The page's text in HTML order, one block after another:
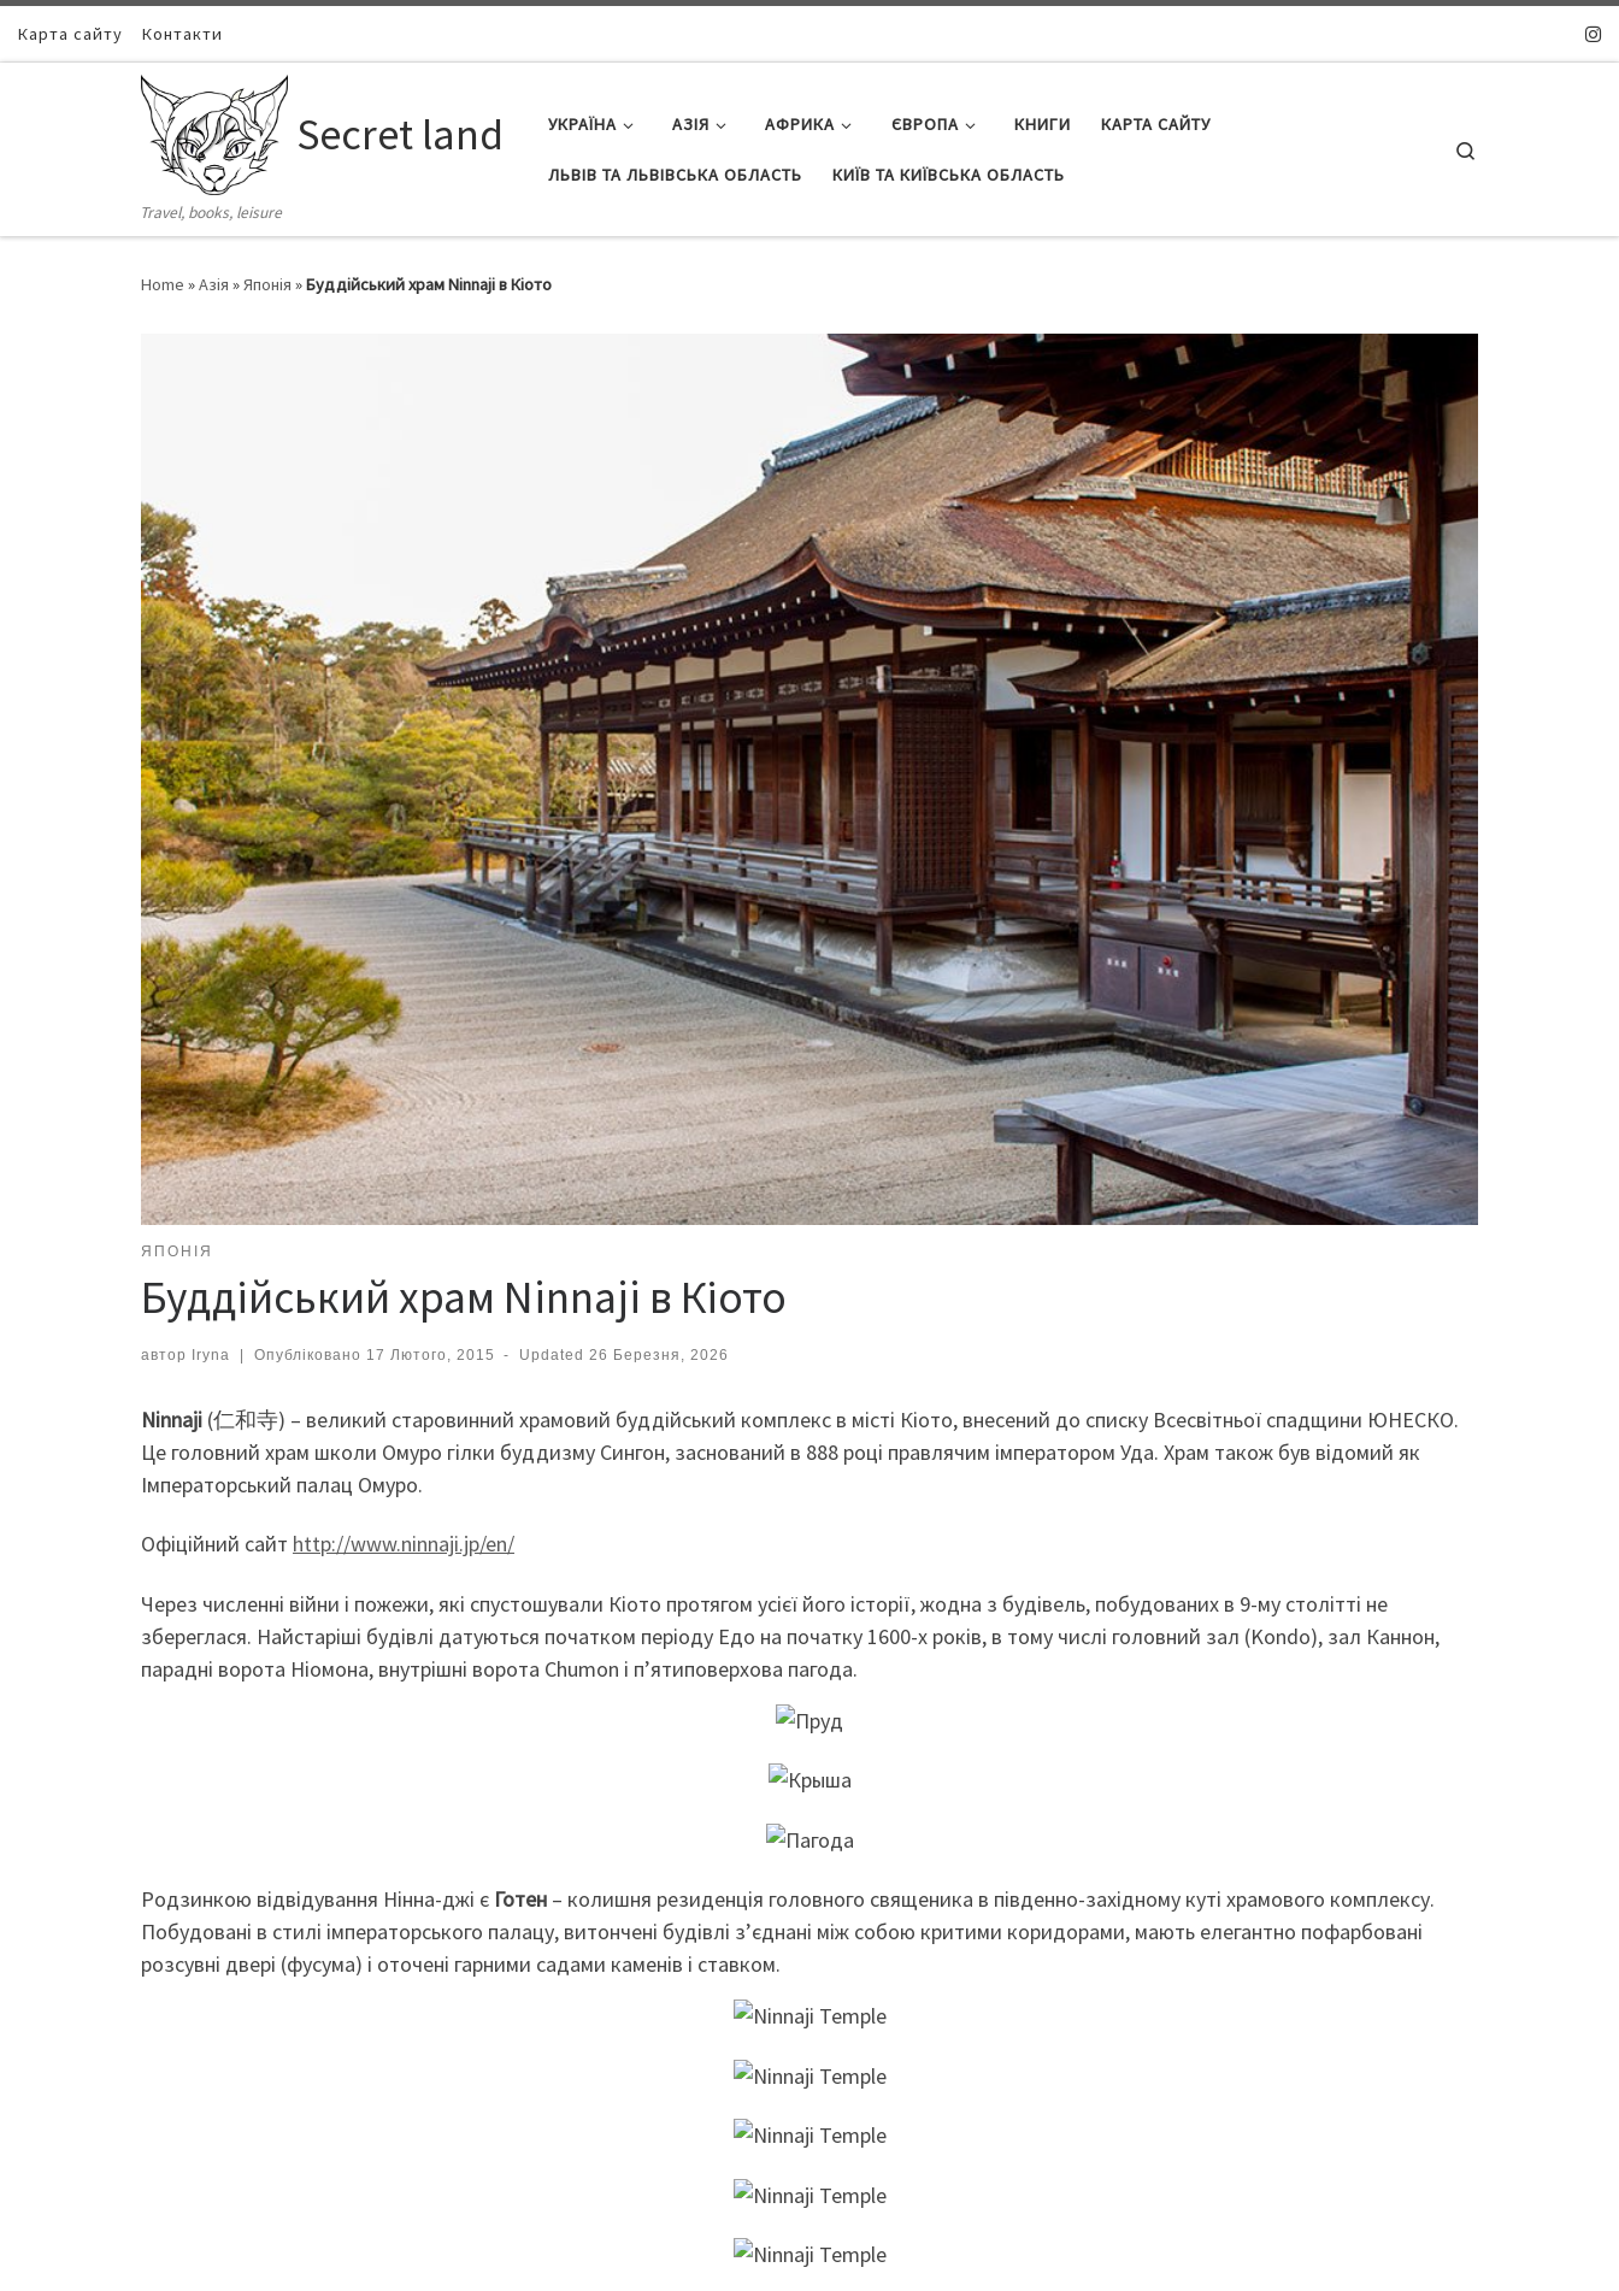
Skip to content
Карта сайту Контакти
Secret land
Travel, books, leisure
УКРАЇНА АЗІЯ АФРИКА ЄВРОПА КНИГИ КАРТА САЙТУ
ЛЬВІВ ТА ЛЬВІВСЬКА ОБЛАСТЬ КИЇВ ТА КИЇВСЬКА ОБЛАСТЬ
Home »Азія »Японія »Буддійський храм Ninnaji в Кіото
ЯПОНІЯ
Буддійський храм Ninnaji в Кіото
автор Iryna | Опубліковано 17 Лютого, 2015 - Updated 26 Березня, 2026
Ninnaji (仁和寺) – великий старовинний храмовий буддійський комплекс в місті Кіото, внесений до списку Всесвітньої спадщини ЮНЕСКО.
Це головний храм школи Омуро гілки буддизму Сингон, заснований в 888 році правлячим імператором Уда. Храм також був відомий як
Імператорський палац Омуро.
Офіційний сайт http://www.ninnaji.jp/en/
Через численні війни і пожежи, які спустошували Кіото протягом усієї його історії, жодна з будівель, побудованих в 9-му столітті не
збереглася. Найстаріші будівлі датуються початком періоду Едо на початку 1600-х років, в тому числі головний зал (Kondo), зал Каннон,
парадні ворота Ніомона, внутрішні ворота Chumon і п’ятиповерхова пагода.
Родзинкою відвідування Нінна-джі є Готен – колишня резиденція головного священика в південно-західному куті храмового комплексу.
Побудовані в стилі імператорського палацу, витончені будівлі з’єднані між собою критими коридорами, мають елегантно пофарбовані
розсувні двері (фусума) і оточені гарними садами каменів і ставком.